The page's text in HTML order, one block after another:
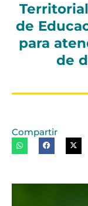
de
para
de
Compartir